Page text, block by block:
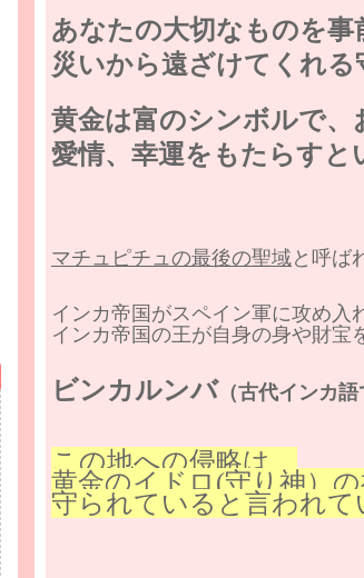
あなたの大切なものを事
災いから遠ざけてくれる
黄金は富のシンボルで、
愛情、幸運をもたらすと
マチュピチュの最後の聖域と呼ば
インカ帝国がスペイン軍に攻め入
インカ帝国の王が自身の身や財宝
ビンカルンバ （古代インカ
この地への侵略は、
黄金のイドロ(守り神）
守られていると言われて